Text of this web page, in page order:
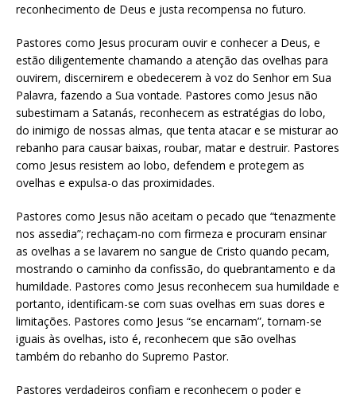
reconhecimento de Deus e justa recompensa no futuro.
Pastores como Jesus procuram ouvir e conhecer a Deus, e
estão diligentemente chamando a atenção das ovelhas para
ouvirem, discernirem e obedecerem à voz do Senhor em Sua
Palavra, fazendo a Sua vontade. Pastores como Jesus não
subestimam a Satanás, reconhecem as estratégias do lobo,
do inimigo de nossas almas, que tenta atacar e se misturar ao
rebanho para causar baixas, roubar, matar e destruir. Pastores
como Jesus resistem ao lobo, defendem e protegem as
ovelhas e expulsa-o das proximidades.
Pastores como Jesus não aceitam o pecado que “tenazmente
nos assedia”; rechaçam-no com firmeza e procuram ensinar
as ovelhas a se lavarem no sangue de Cristo quando pecam,
mostrando o caminho da confissão, do quebrantamento e da
humildade. Pastores como Jesus reconhecem sua humildade e
portanto, identificam-se com suas ovelhas em suas dores e
limitações. Pastores como Jesus “se encarnam”, tornam-se
iguais às ovelhas, isto é, reconhecem que são ovelhas
também do rebanho do Supremo Pastor.
Pastores verdadeiros confiam e reconhecem o poder e